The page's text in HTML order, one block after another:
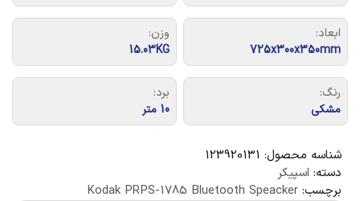
ابعاد:
725x300x350mm
وزن:
15.03KG
رنگ:
مشکی
برد:
10 متر
شناسه محصول: 123920131
دسته: اسپیکر
برچسب: Kodak PRPS-1785 Bluetooth Speacker